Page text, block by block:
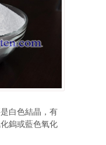
白色結晶，有
鎢或藍色氧化